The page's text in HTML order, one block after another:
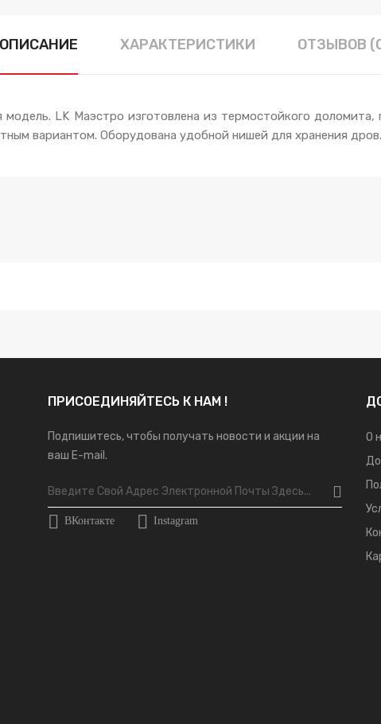
ОПИСАНИЕ ХАРАКТЕРИСТИКИ ОТЗЫВОВ
LK Маэстро изготовлена из термостойкого доломита,
вариантом. Оборудована удобной нишей для хранения дров.
ПРИСОЕДИНЯЙТЕСЬ К НАМ !
Подпишитесь, чтобы получать новости и акции на
ваш E-mail.
ВКонтакте Instagram
О